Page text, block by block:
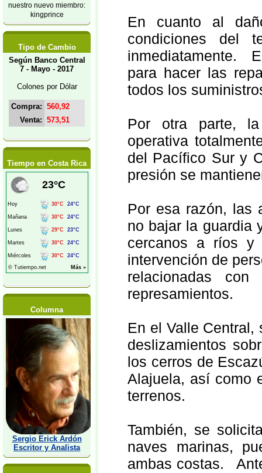
nuestro nuevo miembro:
kingprince
Tipo de Cambio
Según Banco Central
7 - Mayo - 2017
Colones por Dólar
Compra: 560,92
Venta: 573,51
Tiempo en Costa Rica
Columna
Sergio Erick Ardón
Escritor y Analista
En cuanto al
condiciones del
inmediatamente.
para hacer las
todos los
Por otra parte,
operativa
del Pacífico Sur y
presión se
Por esa razón, las
no bajar la guardia
cercanos a ríos y
intervención de
relacionadas
represamientos.
En el Valle
deslizamientos
los cerros de
Alajuela, así como
terrenos.
También, se
naves marinas,
ambas costas.